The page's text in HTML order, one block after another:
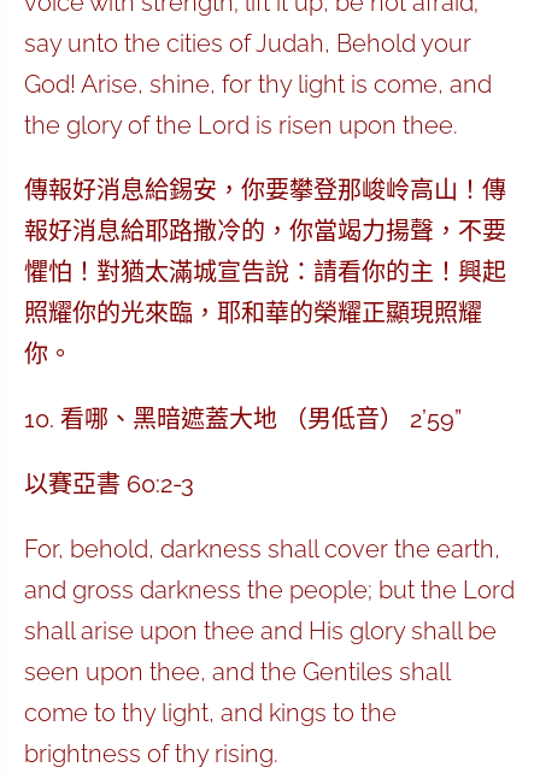
say unto the cities of Judah, Behold your
God! Arise, shine, for thy light is come, and
the glory of the Lord is risen upon thee.
傳報好消息給錫安，你要攀登那峻岭高山！傳
報好消息給耶路撒冷的，你當竭力揚聲，不要
懼怕！對猶太滿城宣告說：請看你的主！興起
照耀你的光來臨，耶和華的榮耀正顯現照耀
你。
10. 看哪、黑暗遮蓋大地 （男低音） 2’59”
以賽亞書 60:2-3
For, behold, darkness shall cover the earth,
and gross darkness the people; but the Lord
shall arise upon thee and His glory shall be
seen upon thee, and the Gentiles shall
come to thy light, and kings to the
brightness of thy rising.